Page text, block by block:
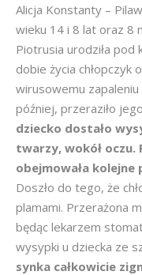
Alicja Konstanty –
wieku 14 i 8 lat oraz 8
Piotrusia urodziła pod
dobie życia chłopczyk
wirusowemu
później, przeraziło
dziecko dostało
twarzy, wokół oczu.
obejmowała kolejne
Doszło do tego, że
plamami. Przerażona
będąc lekarzem
wysypki u dziecka ze
synka całkowicie